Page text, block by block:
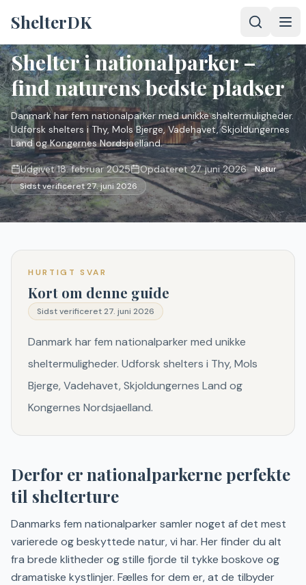
ShelterDK
Shelter i nationalparker –
find naturens bedste pladser
Danmark har fem nationalparker med unikke sheltermuligheder.
Udforsk shelters i Thy, Mols Bjerge, Vadehavet, Skjoldungernes
Land og Kongernes Nordsjaelland.
Udgivet 18. februar 2025 Opdateret 27. juni 2026
Natur
Sidst verificeret27. juni 2026
HURTIGT SVAR
Kort om denne guide
Sidst verificeret27. juni 2026
Danmark har fem nationalparker med unikke
sheltermuligheder. Udforsk shelters i Thy, Mols
Bjerge, Vadehavet, Skjoldungernes Land og
Kongernes Nordsjaelland.
Derfor er nationalparkerne perfekte
til shelterture
Danmarks fem nationalparker samler noget af det mest
varierede og beskyttede natur, vi har. Her finder du alt
fra brede klitheder og stille fjorde til tykke boskove og
dramatiske kystlinjer. Fælles for dem er, at de tilbyder